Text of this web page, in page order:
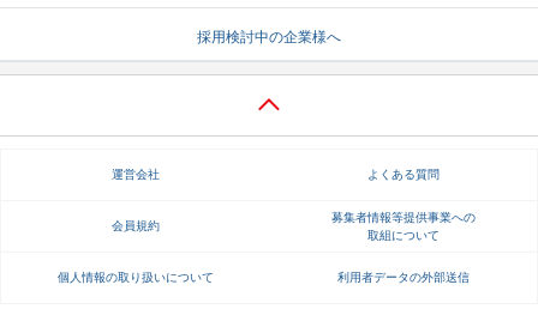
採用検討中の企業様へ
運営会社 よくある質問
会員規約
募集者情報等提供事業への
取組について
個人情報の取り扱いについて 利用者データの外部送信